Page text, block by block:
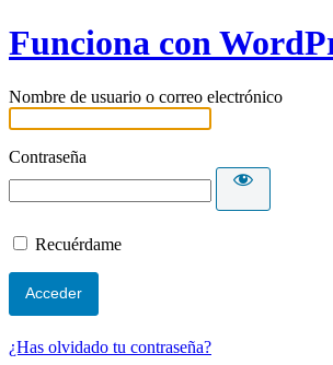
Funciona con
Nombre de usuario o correo electrónico
Contraseña
Recuérdame
¿Has olvidado tu contraseña?